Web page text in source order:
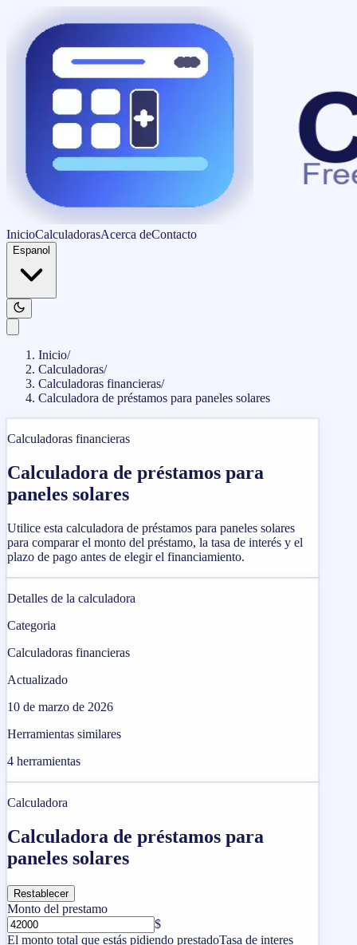
InicioCalculadorasAcerca deContacto
Espanol
Inicio/
Calculadoras/
Calculadoras financieras/
Calculadora de préstamos para paneles solares
Calculadoras financieras
Calculadora de préstamos para
paneles solares
Utilice esta calculadora de préstamos para paneles solares
para comparar el monto del préstamo, la tasa de interés y el
plazo de pago antes de elegir el financiamiento.
Detalles de la calculadora
Categoria
Calculadoras financieras
Actualizado
10 de marzo de 2026
Herramientas similares
4 herramientas
Calculadora
Calculadora de préstamos para
paneles solares
Restablecer
Monto del prestamo
$
El monto total que estás pidiendo prestadoTasa de interes